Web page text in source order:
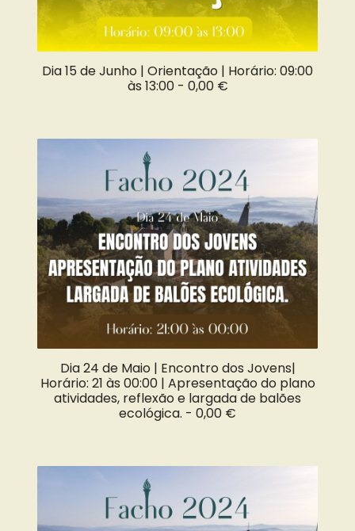
Dia 15 de Junho | Orientação | Horário: 09:00
às 13:00 - 0,00 €
Dia 24 de Maio | Encontro dos Jovens|
Horário: 21 às 00:00 | Apresentação do plano
atividades, reflexão e largada de balões
ecológica. - 0,00 €